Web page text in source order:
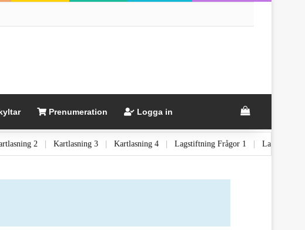
Prenumeration Logga in
Kartlasning 2 | Kartlasning 3 | Kartlasning 4 | Lagstiftning Frågor 1 |